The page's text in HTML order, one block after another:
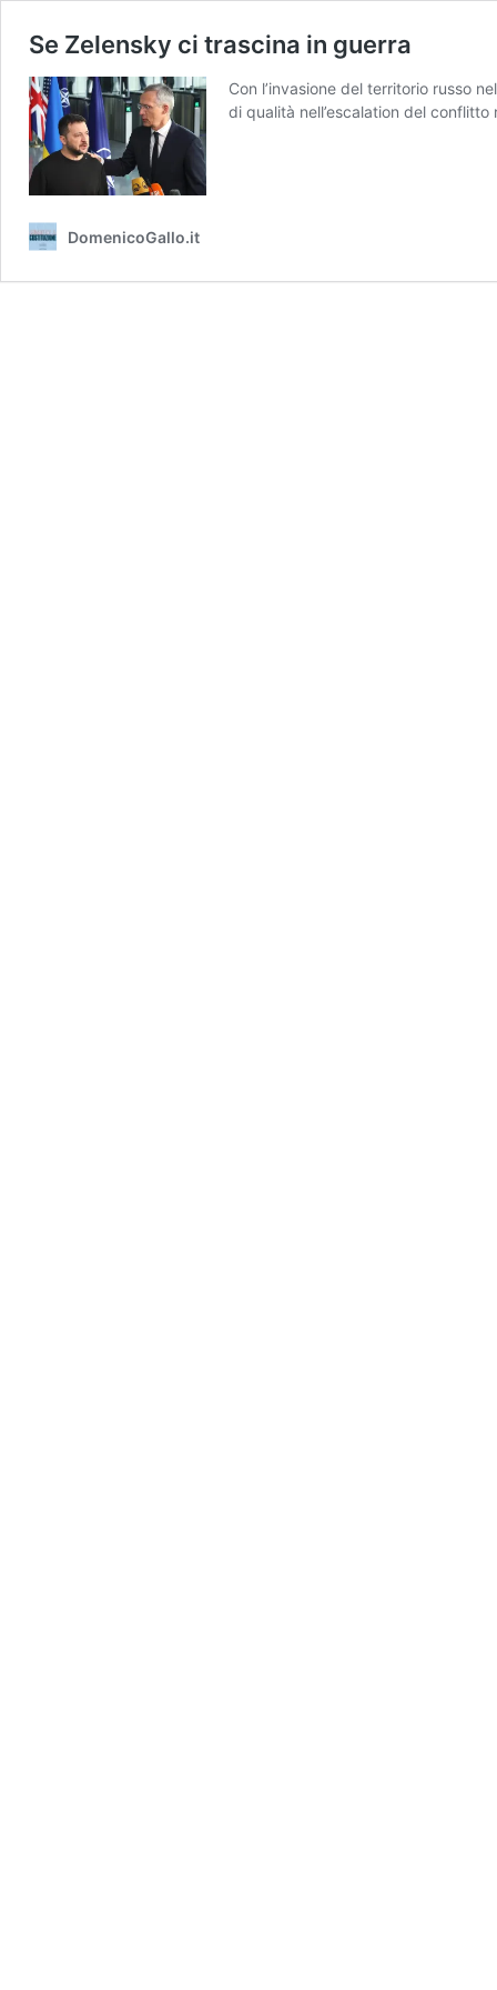
Se Zelensky ci trascina in guerra
Con l’invasione del territorio russo
di qualità nell’escalation del
DomenicoGallo.it